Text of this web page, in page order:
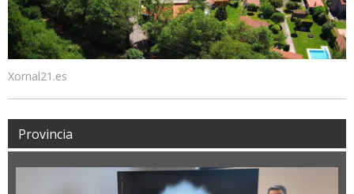
Xornal21.es
Provincia